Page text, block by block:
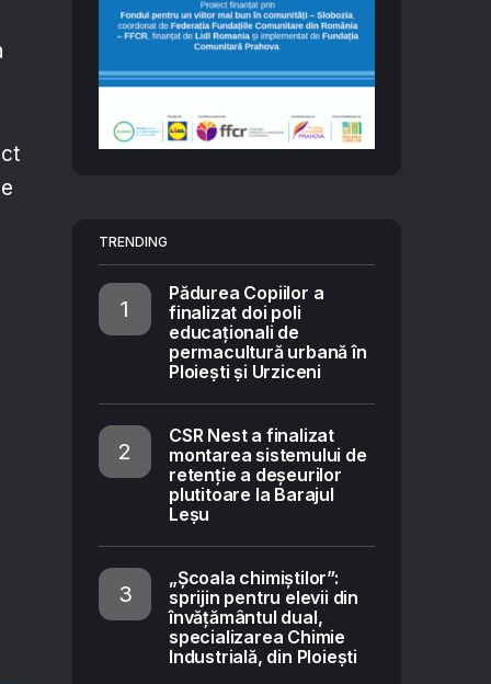
TRENDING
Pădurea Copiilor a
finalizat doi poli
educaționali de
permacultură urbană în
Ploiești și Urziceni
CSR Nest a finalizat
montarea sistemului de
retenție a deșeurilor
plutitoare la Barajul
Leșu
„Școala chimiștilor”:
sprijin pentru elevii din
învățământul dual,
specializarea Chimie
Industrială, din Ploiești